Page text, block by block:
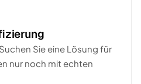
Sie eine Lösung für
nur noch mit echten